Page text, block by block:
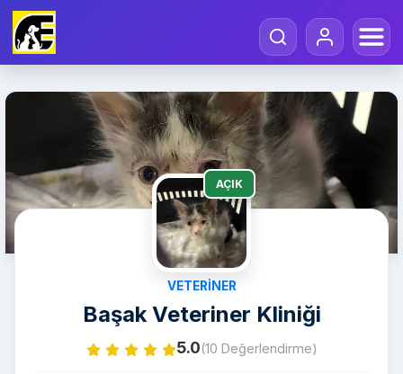
AÇIK
VETERINER
Başak Veteriner Kliniği
5.0(10 Değerlendirme)